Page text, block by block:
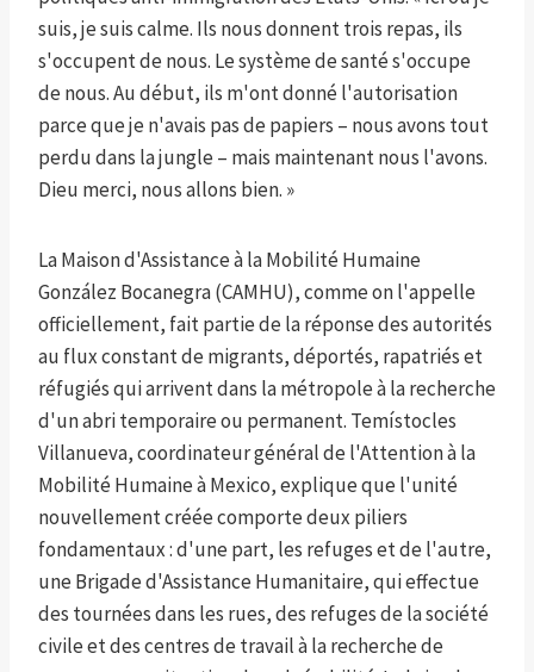
suis, je suis calme. Ils nous donnent trois repas, ils
s'occupent de nous. Le système de santé s'occupe
de nous. Au début, ils m'ont donné l'autorisation
parce que je n'avais pas de papiers – nous avons tout
perdu dans la jungle – mais maintenant nous l'avons.
Dieu merci, nous allons bien. »
La Maison d'Assistance à la Mobilité Humaine
González Bocanegra (CAMHU), comme on l'appelle
officiellement, fait partie de la réponse des autorités
au flux constant de migrants, déportés, rapatriés et
réfugiés qui arrivent dans la métropole à la recherche
d'un abri temporaire ou permanent. Temístocles
Villanueva, coordinateur général de l'Attention à la
Mobilité Humaine à Mexico, explique que l'unité
nouvellement créée comporte deux piliers
fondamentaux : d'une part, les refuges et de l'autre,
une Brigade d'Assistance Humanitaire, qui effectue
des tournées dans les rues, des refuges de la société
civile et des centres de travail à la recherche de